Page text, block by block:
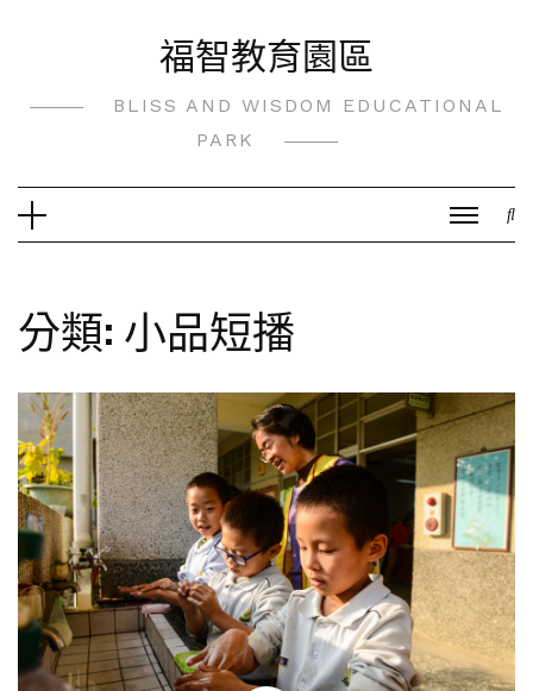
福智教育園區
BLISS AND WISDOM EDUCATIONAL
PARK
分類: 小品短播